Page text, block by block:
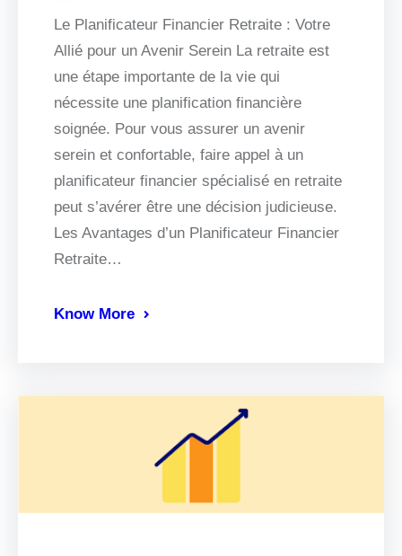
Le Planificateur Financier Retraite : Votre
Allié pour un Avenir Serein La retraite est
une étape importante de la vie qui
nécessite une planification financière
soignée. Pour vous assurer un avenir
serein et confortable, faire appel à un
planificateur financier spécialisé en retraite
peut s’avérer être une décision judicieuse.
Les Avantages d’un Planificateur Financier
Retraite…
Know More